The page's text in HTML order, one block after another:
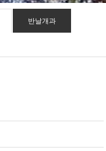
반날개과